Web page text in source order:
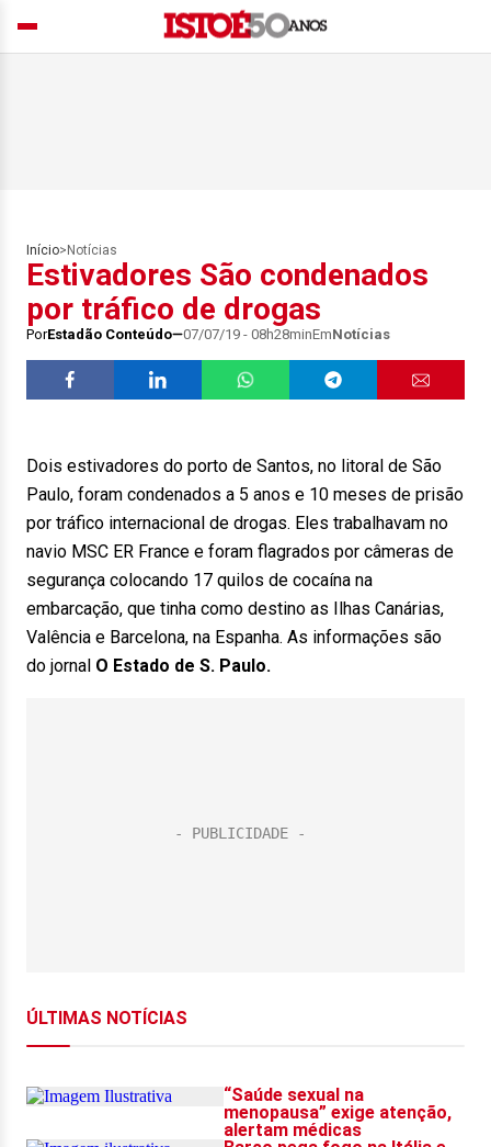
Início> Notícias
Estivadores São condenados
por tráfico de drogas
PorEstadão Conteúdo 07/07/19 - 08h28minEmNotícias
Dois estivadores do porto de Santos, no litoral de São
Paulo, foram condenados a 5 anos e 10 meses de prisão
por tráfico internacional de drogas. Eles trabalhavam no
navio MSC ER France e foram flagrados por câmeras de
segurança colocando 17 quilos de cocaína na
embarcação, que tinha como destino as Ilhas Canárias,
Valência e Barcelona, na Espanha. As informações são
do jornal O Estado de S. Paulo.